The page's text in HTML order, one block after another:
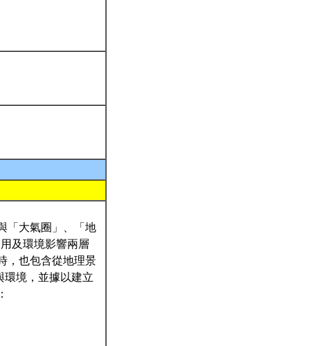
「大氣圈」、「地
及環境影響兩層
，也包含從地理景
境，並據以建立